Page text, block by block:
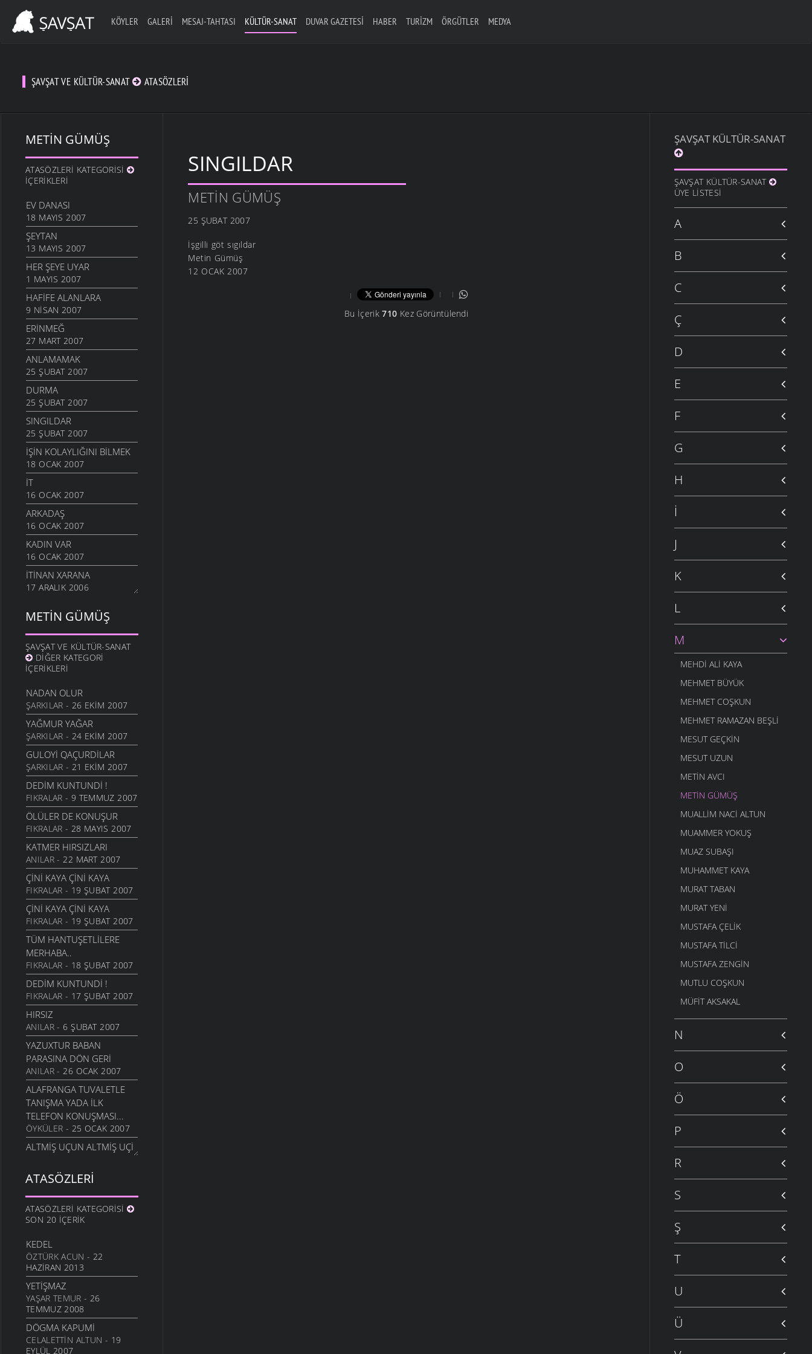
KÖYLER GALERI MESAJ-TAHTASI KÜLTÜR-SANAT DUVAR GAZETESI HABER TURIZM ÖRGÜTLER MEDYA
ŞAVŞAT VE KÜLTÜR-SANAT ATASÖZLERI
METIN GÜMÜŞ
ATASÖZLERI KATEGORISI
İÇERIKLERI
EV DANASI
18 MAYIS 2007
ŞEYTAN
13 MAYIS 2007
HER ŞEYE UYAR
1 MAYIS 2007
HAFIFE ALANLARA
9 NISAN 2007
ERINMEĞ
27 MART 2007
ANLAMAMAK
25 ŞUBAT 2007
DURMA
25 ŞUBAT 2007
SINGILDAR
25 ŞUBAT 2007
İŞIN KOLAYLIĞINI BILMEK
18 OCAK 2007
İT
16 OCAK 2007
ARKADAŞ
16 OCAK 2007
KADIN VAR
16 OCAK 2007
İTINAN XARANA
17 ARALIK 2006
METIN GÜMÜŞ
ŞAVŞAT VE KÜLTÜR-SANAT
DIĞER KATEGORI
İÇERIKLERI
NADAN OLUR
ŞARKILAR - 26 EKIM 2007
YAĞMUR YAĞAR
ŞARKILAR - 24 EKIM 2007
GULOYI QAÇURDILAR
ŞARKILAR - 21 EKIM 2007
DEDIM KUNTUNDI !
FIKRALAR - 9 TEMMUZ 2007
ÖLÜLER DE KONUŞUR
FIKRALAR - 28 MAYIS 2007
KATMER HIRSIZLARI
ANILAR- 22 MART 2007
ÇİNİ KAYA ÇİNİ KAYA
FIKRALAR - 19 ŞUBAT 2007
ÇİNİ KAYA ÇİNİ KAYA
FIKRALAR - 19 ŞUBAT 2007
TÜM HANTUŞETLILERE
MERHABA..
FIKRALAR - 18 ŞUBAT 2007
DEDIM KUNTUNDI !
FIKRALAR - 17 ŞUBAT 2007
HIRSIZ
ANILAR- 6 ŞUBAT 2007
YAZUXTUR BABAN
PARASINA DÖN GERİ
ANILAR- 26 OCAK 2007
ALAFRANGA TUVALETLE
TANIŞMA YADA İLK
TELEFON KONUŞMASI...
ÖYKÜLER - 25 OCAK 2007
ALTMİŞ UÇUN ALTMİŞ UÇİ
FIKRALAR - 14 OCAK 2007
ANILAR- 14 OCAK 2007
ŞAVŞET KARISI
HOTO EMİ
FIKRALAR - 12 OCAK 2007
ENİŞ YOKUŞ AĞAC TAŞ
FIKRALAR- 5 OCAK 2007
ZENGİNININ DA PAXIRININ
DA....
FIKRALAR- 26 ARALIK 2006
ATASÖZLERI
ATASÖZLERI KATEGORISI
SON 20 İÇERIK
KEDEL
ÖZTÜRK ACUN - 22
HAZIRAN 2013
YETIŞMAZ
YAŞAR TEMUR - 26
TEMMUZ 2008
DÖGMA KAPUMI
CELALETTIN ALTUN - 19
EYLÜL 2007
SINGILDAR
METIN GÜMÜŞ
25 ŞUBAT 2007
İşgilli göt sıgıldar
Metin Gümüş
12 OCAK 2007
Bu İçerik710 Kez Görüntülendi
ŞAVŞAT KÜLTÜR-SANAT
ŞAVŞAT KÜLTÜR-SANAT
ÜYE LISTESI
A
B
C
Ç
D
E
F
G
H
İ
J
K
L
M
MEHDI ALI KAYA
MEHMET BÜYÜK
MEHMET COŞKUN
MEHMET RAMAZAN BEŞLI
MESUT GEÇKIN
MESUT UZUN
METIN AVCI
METIN GÜMÜŞ
MUALLIM NACI ALTUN
MUAMMER YOKUŞ
MUAZ SUBAŞI
MUHAMMET KAYA
MURAT TABAN
MURAT YENI
MUSTAFA ÇELIK
MUSTAFA TILCI
MUSTAFA ZENGIN
MUTLU COŞKUN
MÜFIT AKSAKAL
N
O
Ö
P
R
S
Ş
T
U
Ü